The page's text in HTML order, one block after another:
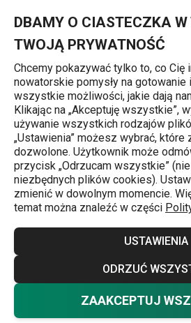
DBAMY O CIASTECZKA W
TWOJĄ PRYWATNOŚĆ
Chcemy pokazywać tylko to, co Cię
nowatorskie pomysły na gotowanie
wszystkie możliwości, jakie dają
Klikając na „Akceptuję wszystkie”,
używanie wszystkich rodzajów
„Ustawienia” możesz wybrać, które
dozwolone. Użytkownik może
przycisk „Odrzucam wszystkie”
niezbędnych plików cookies).
zmienić w dowolnym momencie.
temat można znaleźć w części
USTAWIENIA
ODRZUĆ
ZAAKCEPTUJ
Szybkowary
Uszczelka do
MAGNUM,COMFORT